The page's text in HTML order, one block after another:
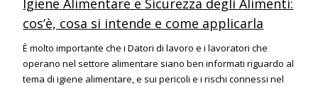
Igiene Alimentare e Sicurezza degli Alimenti:
cos’è, cosa si intende e come applicarla
È molto importante che i Datori di lavoro e i lavoratori che
operano nel settore alimentare siano ben informati riguardo al
tema di igiene alimentare, e sui pericoli e i rischi connessi nel